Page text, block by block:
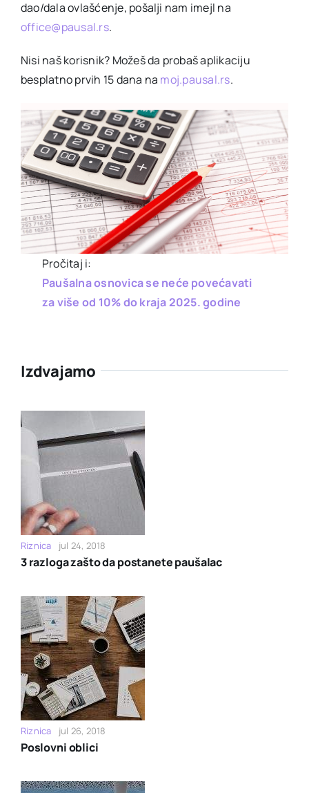
dao/dala ovlašćenje, pošalji nam imejl na
office@pausal.rs.
Nisi naš korisnik? Možeš da probaš aplikaciju
besplatno prvih 15 dana na moj.pausal.rs.
Pročitaj i:
Paušalna osnovica se neće povećavati
za više od 10% do kraja 2025. godine
Izdvajamo
Riznica jul 24, 2018
3 razloga zašto da postanete paušalac
Riznica jul 26, 2018
Poslovni oblici